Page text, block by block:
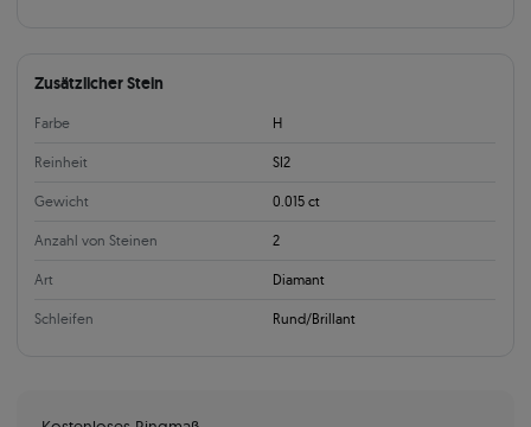
Zusätzlicher Stein
Farbe H
Reinheit SI2
Gewicht 0.015 ct
Anzahl von Steinen 2
Art Diamant
Schleifen Rund/Brillant